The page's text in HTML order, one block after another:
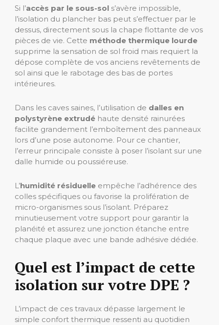
Si l’accès par le sous-sol s’avère impossible,
l’isolation du plancher bas peut s’effectuer par le
dessus, directement sous la chape flottante de vos
pièces de vie. Cette méthode thermique lourde
supprime la sensation de sol froid mais requiert la
dépose complète de vos anciens revêtements de
sol ainsi que le rabotage des bas de portes
intérieures.
Dans les caves saines, l’utilisation de dalles en
polystyrène extrudé haute densité rainurées
facilite grandement l’emboîtement des panneaux
lors d’une pose autonome. Pour ce chantier,
l’erreur principale consiste à poser l’isolant sur une
dalle humide ou poussiéreuse.
L’humidité résiduelle empêche l’adhérence des
colles spécifiques ou favorise la prolifération de
micro-organismes sous l’isolant. Préparez
minutieusement votre support pour garantir la
planéité et assurez une jonction étanche entre
chaque plaque avec une bande adhésive dédiée.
Quel est l’impact de cette
isolation sur votre DPE ?
L’impact de ces travaux dépasse largement le
simple confort thermique ressenti au quotidien